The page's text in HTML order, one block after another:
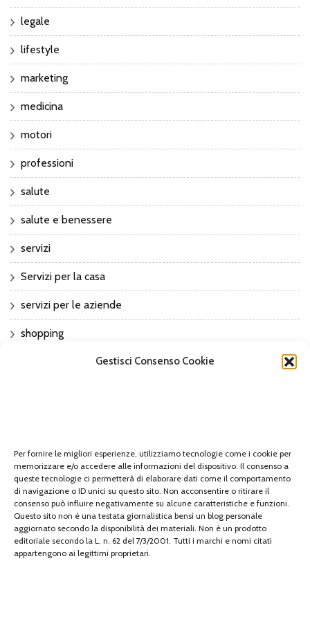
Gestisci Consenso Cookie
Per fornire le migliori esperienze, utilizziamo tecnologie come i cookie per
memorizzare e/o accedere alle informazioni del dispositivo. Il consenso a
queste tecnologie ci permetterà di elaborare dati come il comportamento
di navigazione o ID unici su questo sito. Non acconsentire o ritirare il
consenso può influire negativamente su alcune caratteristiche e funzioni.
Questo sito non è una testata giornalistica bensì un blog personale
aggiornato secondo la disponibilità dei materiali. Non è un prodotto
editoriale secondo la L. n. 62 del 7/3/2001. Tutti i marchi e nomi citati
appartengono ai legittimi proprietari.
legale
lifestyle
marketing
medicina
motori
professioni
salute
salute e benessere
servizi
Servizi per la casa
servizi per le aziende
shopping
travel
Uncategorized
viaggi
web